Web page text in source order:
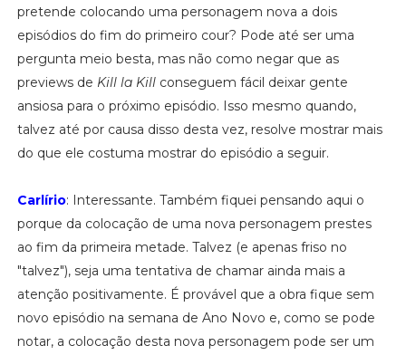
pretende colocando uma personagem nova a dois
episódios do fim do primeiro cour? Pode até ser uma
pergunta meio besta, mas não como negar que as
previews de Kill la Killconseguem fácil deixar gente
ansiosa para o próximo episódio. Isso mesmo quando,
talvez até por causa disso desta vez, resolve mostrar mais
do que ele costuma mostrar do episódio a seguir.
Carlírio: Interessante. Também fiquei pensando aqui o
porque da colocação de uma nova personagem prestes
ao fim da primeira metade. Talvez (e apenas friso no
"talvez"), seja uma tentativa de chamar ainda mais a
atenção positivamente. É provável que a obra fique sem
novo episódio na semana de Ano Novo e, como se pode
notar, a colocação desta nova personagem pode ser um